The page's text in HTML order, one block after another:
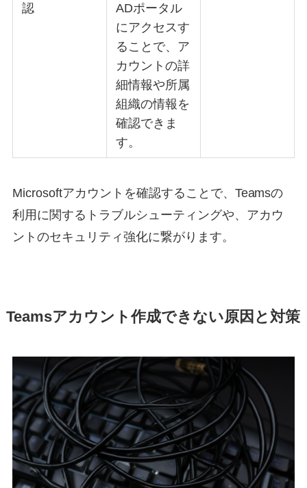
認
ADポータル
にアクセスす
ることで、ア
カウントの詳
細情報や所属
組織の情報を
確認できま
す。
Microsoftアカウントを確認することで、Teamsの
利用に関するトラブルシューティングや、アカウ
ントのセキュリティ強化に繋がります。
Teamsアカウント作成できない原因と対策